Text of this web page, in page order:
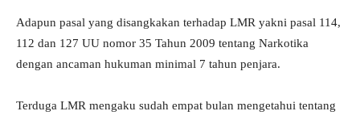
Adapun pasal yang disangkakan terhadap LMR yakni pasal 114,
112 dan 127 UU nomor 35 Tahun 2009 tentang Narkotika
dengan ancaman hukuman minimal 7 tahun penjara.
Terduga LMR mengaku sudah empat bulan mengetahui tentang